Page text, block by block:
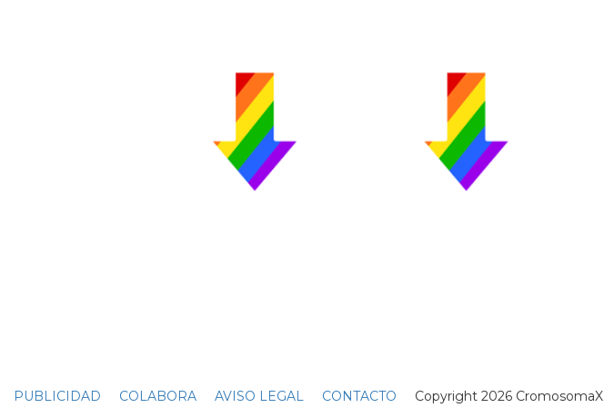
PUBLICIDAD COLABORA AVISO LEGAL CONTACTO Copyright 2026 CromosomaX